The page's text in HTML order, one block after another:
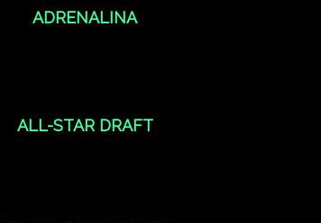
ADRENALINA
ALL-STAR DRAFT